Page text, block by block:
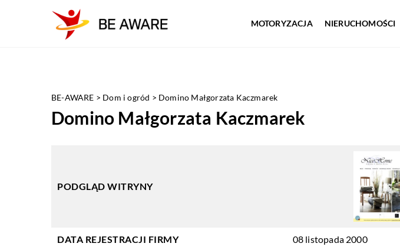
MOTORYZACJA NIERUCHOMOŚCI
BE-AWARE > Dom i ogród > Domino Małgorzata Kaczmarek
Domino Małgorzata Kaczmarek
PODGLĄD WITRYNY
DATA REJESTRACJI FIRMY 08 listopada 2000